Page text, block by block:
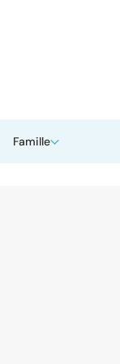
Famille